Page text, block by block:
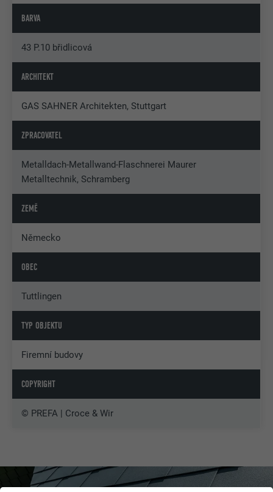
BARVA
43 P.10 břidlicová
ARCHITEKT
GAS SAHNER Architekten, Stuttgart
ZPRACOVATEL
Metalldach-Metallwand-Flaschnerei Maurer
Metalltechnik, Schramberg
ZEMĚ
Německo
OBEC
Tuttlingen
TYP OBJEKTU
Firemní budovy
COPYRIGHT
© PREFA | Croce & Wir